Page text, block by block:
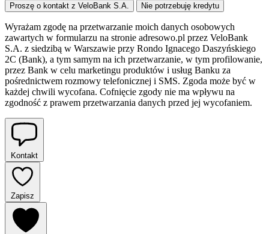
Proszę o kontakt z VeloBank S.A.
Nie potrzebuję kredytu
Wyrażam zgodę na przetwarzanie moich danych osobowych
zawartych w formularzu na stronie adresowo.pl przez VeloBank
S.A. z siedzibą w Warszawie przy Rondo Ignacego Daszyńskiego
2C (Bank), a tym samym na ich przetwarzanie, w tym profilowanie,
przez Bank w celu marketingu produktów i usług Banku za
pośrednictwem rozmowy telefonicznej i SMS. Zgoda może być w
każdej chwili wycofana. Cofnięcie zgody nie ma wpływu na
zgodność z prawem przetwarzania danych przed jej wycofaniem.
Kontakt
Zapisz